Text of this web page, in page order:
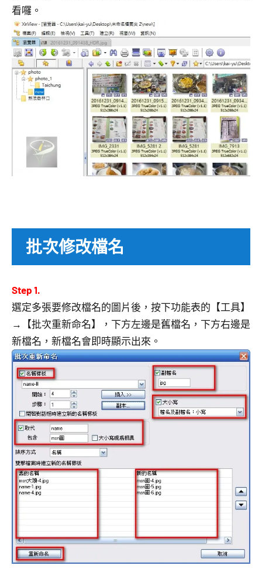
看囉。
批次修改檔名
Step 1.
選定多張要修改檔名的圖片後，按下功能表的【工具】
→【批次重新命名】，下方左邊是舊檔名，下方右邊是
新檔名，新檔名會即時顯示出來。